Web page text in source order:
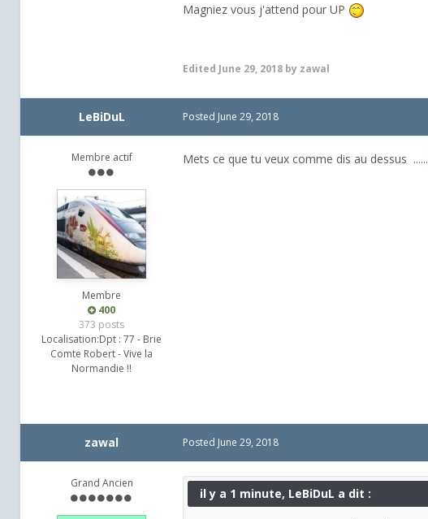
Magniez vous j'attend pour UP
Edited June 29, 2018 by zawal
LeBiDuL
Membre actif
Membre
400
373 posts
Localisation:Dpt : 77 - Brie
Comte Robert - Vive la
Normandie !!
Posted June 29, 2018
Mets ce que tu veux comme dis au dessus ......
zawal
Grand Ancien
Posted June 29, 2018
il y a 1 minute, LeBiDuL a dit :